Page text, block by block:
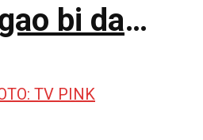
bi da
novu